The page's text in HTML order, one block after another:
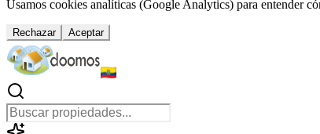
Usamos cookies analíticas (Google Analytics) para entender
Rechazar Aceptar